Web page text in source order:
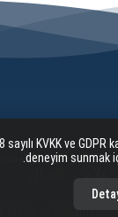
شركيّ/مؤسّسيّ
إعلام
Tabela ve Reklam
KVKK ve GDPR
deneyim sunmak